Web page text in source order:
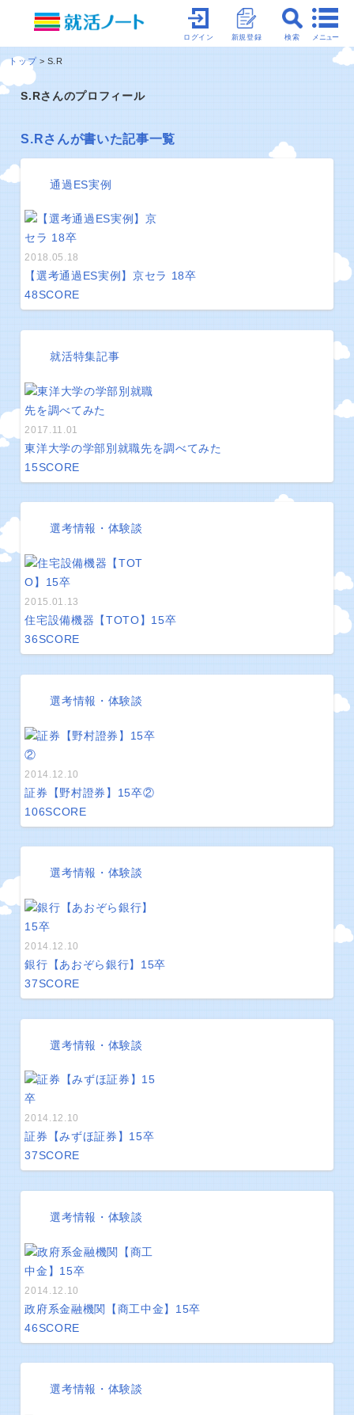
メニュー
検索
新規登録
ログイン
トップ S.R
S.Rさんのプロフィール
S.Rさんが書いた記事一覧
通過ES実例
2018.05.18
【選考通過ES実例】京セラ 18卒
48SCORE
就活特集記事
2017.11.01
東洋大学の学部別就職先を調べてみた
15SCORE
選考情報・体験談
2015.01.13
住宅設備機器【TOTO】15卒
36SCORE
選考情報・体験談
2014.12.10
証券【野村證券】15卒②
106SCORE
選考情報・体験談
2014.12.10
銀行【あおぞら銀行】15卒
37SCORE
選考情報・体験談
2014.12.10
証券【みずほ証券】15卒
37SCORE
選考情報・体験談
2014.12.10
政府系金融機関【商工中金】15卒
46SCORE
選考情報・体験談